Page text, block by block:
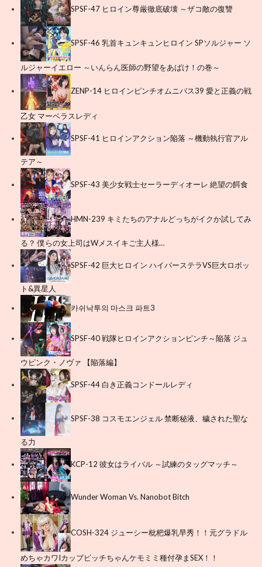
SPSF-47 ヒロイン尊厳徹底破壊 ～ザコ敵の復讐
SPSF-46 乳首キュンキュンヒロイン SPソルジャー ソ
ルジャーイエロー ～いんらん医師の野望をあばけ！の巻～
ZENP-14 ヒロインピンチオムニバス39 愛と正義の戦
乙女 マーベラスレディ
SPSF-41 ヒロインアクション陥落 ～機動執行官アル
テア～
SPSF-43 美少女戦士セーラーディオーレ 絶望の餌食
HMN-239 キミたちのアナルどっちがイクか試してみ
る？ 僕らの女上司はWメスイキご主人様…
SPSF-42 巨大ヒロイン ハイパーステラVS巨大ロボッ
ト&異星人
카쉬낙투의 마스크 파트3
SPSF-40 戦隊ヒロインアクションピンチ～陥落 ジュ
ウピンク・ノヴァ 【陥落編】
SPSF-44 白き正義コンドールレディ
SPSF-38 コスモエンジェル 禁断秘液、穢された聖な
る力
KCP-12 彼女はライバル ～試練のタッグマッチ～
Wunder Woman Vs. Nanobot Bitch
COSH-324 ジューシー枇杷爆乳早秀！！元グラドル
めちゃカワIカップビッチちゃんケモミミ種付孕まSEX！！